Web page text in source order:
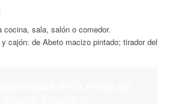
cocina, sala, salón o comedor.
cajón: de Abeto macizo pintado; tirador del